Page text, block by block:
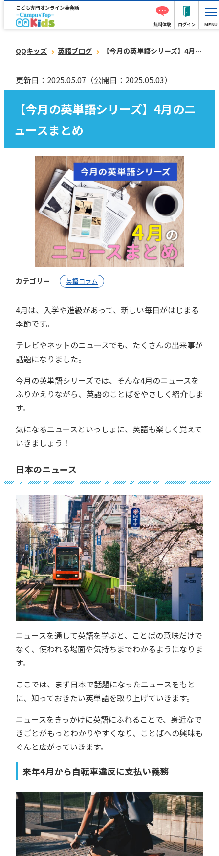
こども専門オンライン英会話
無料体験 ログイン MENU
QQキッズ 英語ブログ 【今月の英単語シリーズ】4月のニュースまとめ
更新日：2025.05.07 （公開日：2025.05.03）
【今月の英単語シリーズ】4月のニ
ュースまとめ
カテゴリー 英語コラム
4月は、入学や進級があって、新しい毎日がはじまる
季節です。
テレビやネットのニュースでも、たくさんの出来事が
話題になりました。
今月の英単語シリーズでは、そんな4月のニュースを
ふりかえりながら、英語のことばをやさしく紹介しま
す。
気になるニュースといっしょに、英語も楽しく覚えて
いきましょう！
日本のニュース
ニュースを通して英語を学ぶと、ことばの意味だけで
なく、使われる場面や気持ちまでわかるようになりま
す。
ここでは、まず日本で話題になったニュースをもと
に、知っておきたい英単語を取り上げていきます。
ニュースをきっかけに英語にふれることで、身近なで
きごとがもっとわかりやすくなり、ことばへの興味も
ぐんと広がっていきます。
来年4月から自転車違反に支払い義務